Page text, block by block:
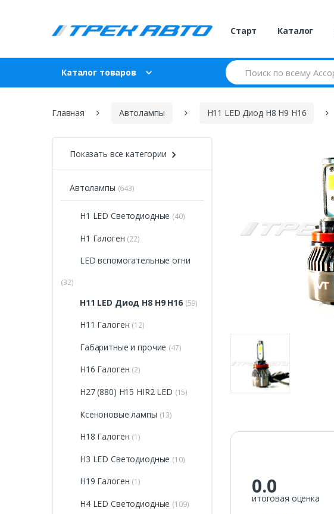
Skip to navigation
Старт Каталог
Каталог товаров
S
e
a
c
h
Главная Автолампы H11 LED Диод H8 H9 H16
0.0
итоговая оценка
Показать все категории
Автолампы (643)
H1 LED Светодиодные (40)
H1 Галоген (22)
LED вспомогательные огни
(32)
H11 LED Диод H8 H9 H16 (59)
H11 Галоген (12)
Габаритные и прочие (47)
H16 Галоген (2)
H27 (880) H15 HIR2 LED (15)
Ксеноновые лампы (13)
H18 Галоген (1)
H3 LED Светодиодные (10)
H19 Галоген (1)
H4 LED Светодиодные (109)